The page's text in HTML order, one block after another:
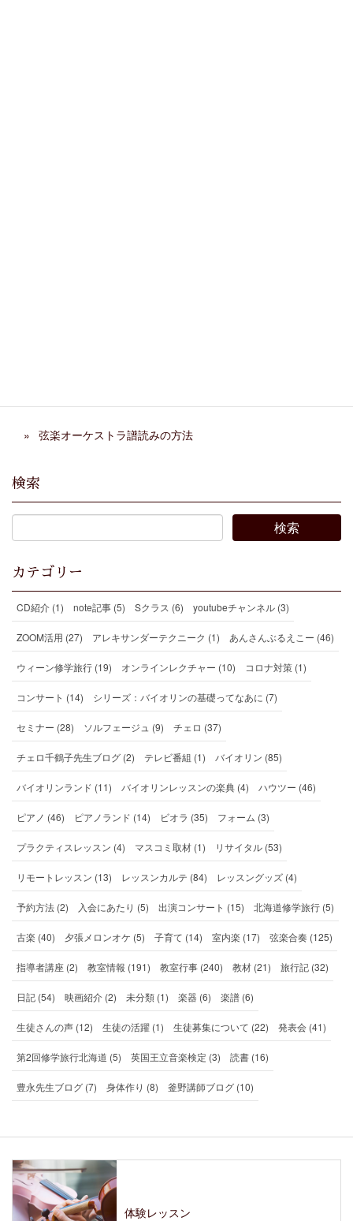
弦楽オーケストラ譜読みの方法
検索
カテゴリー
CD紹介 (1) note記事 (5) Sクラス (6) youtubeチャンネル (3)
ZOOM活用 (27) アレキサンダーテクニーク (1) あんさんぶるえこー (46)
ウィーン修学旅行 (19) オンラインレクチャー (10) コロナ対策 (1)
コンサート (14) シリーズ：バイオリンの基礎ってなあに (7)
セミナー (28) ソルフェージュ (9) チェロ (37)
チェロ千鶴子先生ブログ (2) テレビ番組 (1) バイオリン (85)
バイオリンランド (11) バイオリンレッスンの楽典 (4) ハウツー (46)
ピアノ (46) ピアノランド (14) ビオラ (35) フォーム (3)
プラクティスレッスン (4) マスコミ取材 (1) リサイタル (53)
リモートレッスン (13) レッスンカルテ (84) レッスングッズ (4)
予約方法 (2) 入会にあたり (5) 出演コンサート (15) 北海道修学旅行 (5)
古楽 (40) 夕張メロンオケ (5) 子育て (14) 室内楽 (17) 弦楽合奏 (125)
指導者講座 (2) 教室情報 (191) 教室行事 (240) 教材 (21) 旅行記 (32)
日記 (54) 映画紹介 (2) 未分類 (1) 楽器 (6) 楽譜 (6)
生徒さんの声 (12) 生徒の活躍 (1) 生徒募集について (22) 発表会 (41)
第2回修学旅行北海道 (5) 英国王立音楽検定 (3) 読書 (16)
豊永先生ブログ (7) 身体作り (8) 釜野講師ブログ (10)
体験レッスン